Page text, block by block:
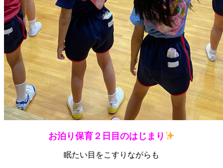
お泊り保育２日目 のはじまり
眠たい目をこすりながらも